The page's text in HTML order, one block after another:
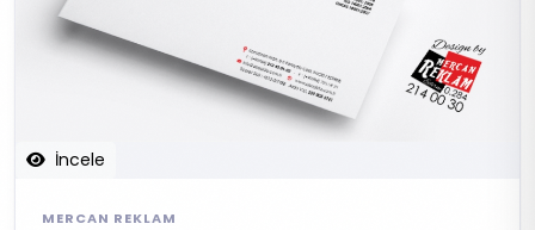
İncele
MERCAN REKLAM